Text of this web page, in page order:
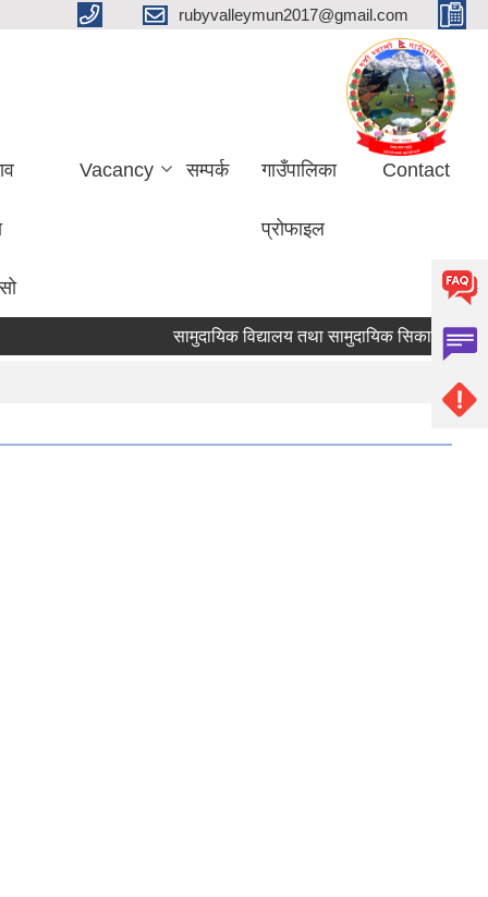
rubyvalleymun2017@gmail.com
Vacancy सम्पर्क गाउँपालिका
प्रोफाइल
Contact
सामुदायिक विद्यालय तथा सामुदायिक सिकाइ